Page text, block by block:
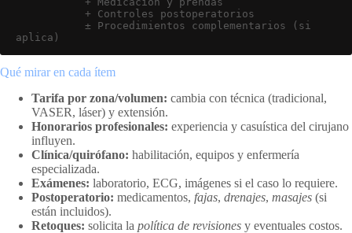
aplica)
Qué mirar en cada ítem
Tarifa por zona/volumen: cambia con técnica (tradicional,
VASER, láser) y extensión.
Honorarios profesionales: experiencia y casuística del cirujano
influyen.
Clínica/quirófano: habilitación, equipos y enfermería
especializada.
Exámenes: laboratorio, ECG, imágenes si el caso lo requiere.
Postoperatorio: medicamentos, fajas, drenajes, masajes (si
están incluidos).
Retoques: solicita la política de revisiones y eventuales costos.